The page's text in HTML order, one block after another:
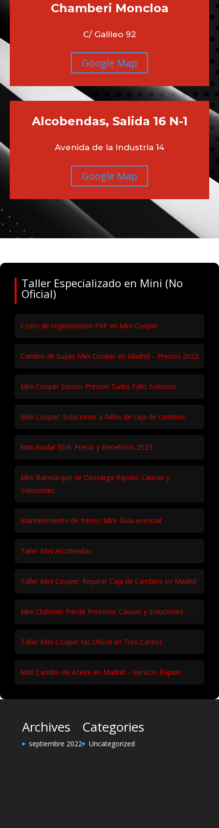
Chamberi Moncloa
C/ Galileo 92
Google Map
Alcobendas, Salida 16 N-1
Avenida de la Industria 14
Google Map
Taller Especializado en Mini (No
Oficial)
Costo de regeneración FAP en Mini Cooper
Cambio de bujías Mini Cooper en Madrid – Precios 2023
Mini Cooper Sensor Presión Turbo Fallo Solución
Mini Cooper: Soluciones a fallos de caja de cambios
Mini Anular EGR: Precio y Beneficios 2023
Mini Batería que se Descarga Rápido: Causas y
Soluciones
Mantenimiento de frenos Mini: Guía esencial
Taller Mini Alcobendas
Taller Mini Cooper: Reparar Caja de Cambios en Madrid
Mini Clubman Pierde Potencia: Causas y Soluciones
Taller Mini Cooper No Oficial en Tres Cantos
Mini Cambio de Aceite en Madrid – Servicio Rápido
Archives
septiembre 2022
Categories
Uncategorized